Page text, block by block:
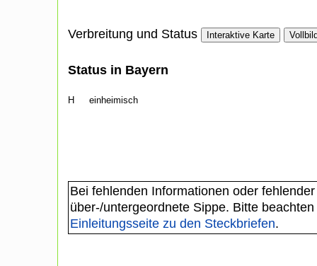
Verbreitung und Status Interaktive Karte
Status in Bayern
H einheimisch
Bei fehlenden Informationen oder
über-/untergeordnete Sippe. Bitte
Einleitungsseite zu den Steckbriefen.